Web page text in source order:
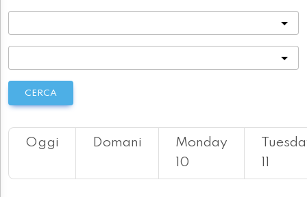
CERCA
Oggi Domani
Monday
10
11